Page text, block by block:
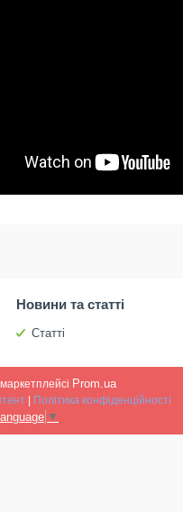
Новини та статті
Статті
Prom.ua
Політика конфіденційності
▼